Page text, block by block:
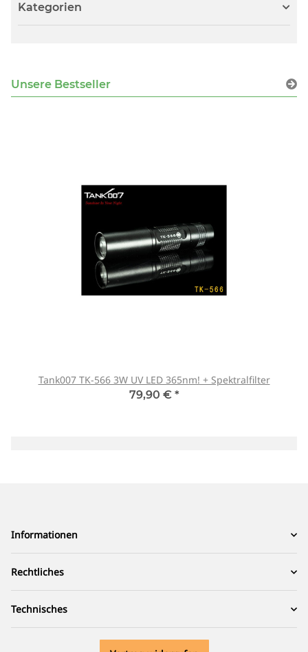
Kategorien
Unsere Bestseller
Tank007 TK-566 3W UV LED 365nm! + Spektralfilter
79,90 € *
Informationen
Rechtliches
Technisches